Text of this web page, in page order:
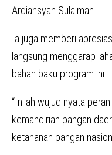
Ardiansyah Sulaiman.
Ia juga memberi
langsung menggarap
bahan baku program ini.
“Inilah wujud nyata
kemandirian pangan
ketahanan pangan